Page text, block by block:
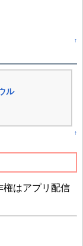
↑
ル
↑
権はアプリ配信